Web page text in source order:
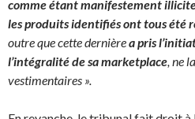
comme étant manifestement
les produits identifiés ont tous été
outre que cette dernièrea pris
l’intégralité de sa marketplace, ne
vestimentaires ».